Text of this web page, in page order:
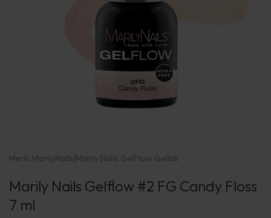
Merk: MarilyNails|Marily Nails GelFlow Gellak
Marily Nails Gelflow #2 FG Candy Floss
7 ml